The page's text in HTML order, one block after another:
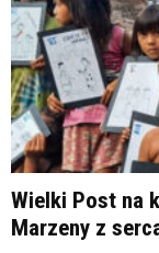
Wielki Post na
Marzeny z